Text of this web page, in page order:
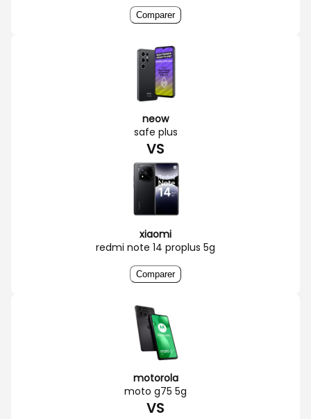
Comparer
neow
safe plus
VS
xiaomi
redmi note 14 proplus 5g
Comparer
motorola
moto g75 5g
VS